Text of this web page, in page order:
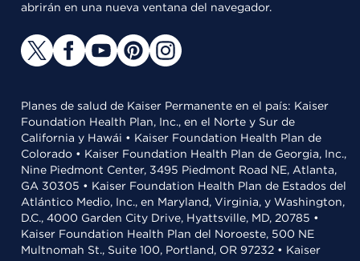
abrirán en una nueva ventana del navegador.
Planes de salud de Kaiser Permanente en el país: Kaiser
Foundation Health Plan, Inc., en el Norte y Sur de
California y Hawái • Kaiser Foundation Health Plan de
Colorado • Kaiser Foundation Health Plan de Georgia, Inc.,
Nine Piedmont Center, 3495 Piedmont Road NE, Atlanta,
GA 30305 • Kaiser Foundation Health Plan de Estados del
Atlántico Medio, Inc., en Maryland, Virginia, y Washington,
D.C., 4000 Garden City Drive, Hyattsville, MD, 20785 •
Kaiser Foundation Health Plan del Noroeste, 500 NE
Multnomah St., Suite 100, Portland, OR 97232 • Kaiser